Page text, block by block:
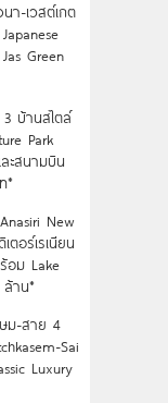
า-เวสต์เกต
Green
บ้านสไตล์
Park
ะสนามบิน
*
New
ตอร์เรเนียน
อม Lake
ล้าน*
ม-สาย 4
Sai
Luxury